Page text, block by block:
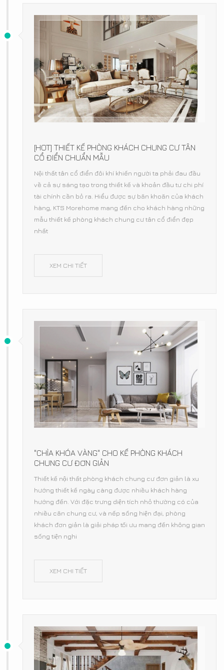
[HOT] THIẾT KẾ PHÒNG KHÁCH CHUNG CƯ TÂN
CỔ ĐIỂN CHUẨN MẪU
Nội thất tân cổ điển đôi khí khiến người ta phải đau đầu
về cả sự sáng tạo trong thiết kế và khoản đầu tư chi phí
tài chính cần bỏ ra. Hiểu được sự băn khoăn của khách
hàng, KTS Morehome mang đến cho khách hàng những
mẫu thiết kế phòng khách chung cư tân cổ điển đẹp
nhất
XEM CHI TIẾT
"CHÌA KHÓA VÀNG" CHO KẾ PHÒNG KHÁCH
CHUNG CƯ ĐƠN GIẢN
Thiết kế nội thất phòng khách chung cư đơn giản là xu
hướng thiết kế ngày càng được nhiều khách hàng
hướng đến. Với đặc trưng diện tích nhỏ thường có của
nhiều căn chung cư, và nếp sống hiện đại, phòng
khách đơn giản là giải pháp tối ưu mang đến không gian
sống tiện nghi
XEM CHI TIẾT